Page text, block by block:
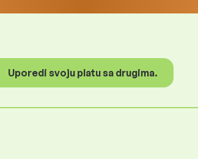
Uporedi svoju platu sa drugima.